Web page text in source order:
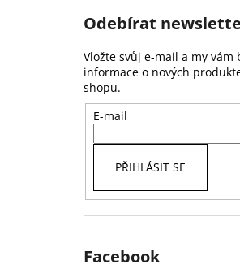
Odebírat
Vložte svůj e-mail a my vám
informace o nových
shopu.
E-mail
PŘIHLÁSIT SE
Facebook